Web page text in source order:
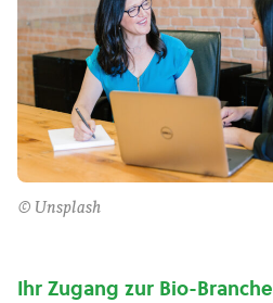
© Unsplash
Ihr Zugang zur Bio-Branche